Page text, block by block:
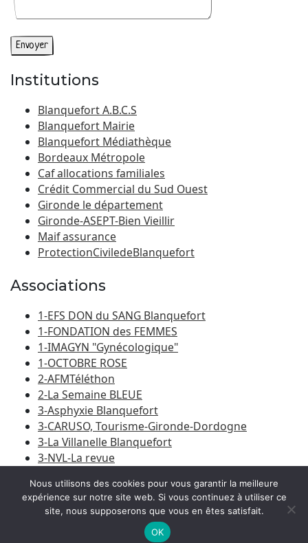
Institutions
Blanquefort A.B.C.S
Blanquefort Mairie
Blanquefort Médiathèque
Bordeaux Métropole
Caf allocations familiales
Crédit Commercial du Sud Ouest
Gironde le département
Gironde-ASEPT-Bien Vieillir
Maif assurance
ProtectionCiviledeBlanquefort
Associations
1-EFS DON du SANG Blanquefort
1-FONDATION des FEMMES
1-IMAGYN "Gynécologique"
1-OCTOBRE ROSE
2-AFMTéléthon
2-La Semaine BLEUE
3-Asphyxie Blanquefort
3-CARUSO, Tourisme-Gironde-Dordogne
3-La Villanelle Blanquefort
3-NVL-La revue
© 2026Amicale Laïque Blanquefort-Caychac |Bootstrap
Nous utilisons des cookies pour vous garantir la meilleure
expérience sur notre site web. Si vous continuez à utiliser ce
site, nous supposerons que vous en êtes satisfait.
OK